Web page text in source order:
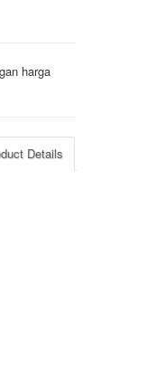
harga
Details